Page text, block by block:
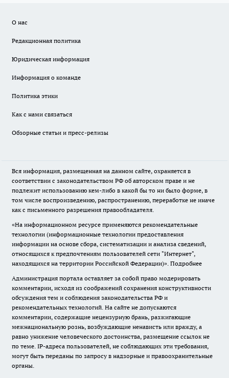
О нас
Редакционная политика
Юридическая информация
Информация о команде
Политика этики
Как с нами связаться
Обзорные статьи и пресс-релизы
Вся информация, размещенная на данном сайте, охраняется в
соответствии с законодательством РФ об авторском праве и не
подлежит использованию кем-либо в какой бы то ни было форме, в
том числе воспроизведению, распространению, переработке не иначе
как с письменного разрешения правообладателя.
«На информационном ресурсе применяются рекомендательные
технологии (информационные технологии предоставления
информации на основе сбора, систематизации и анализа сведений,
относящихся к предпочтениям пользователей сети "Интернет",
находящихся на территории Российской Федерации)». Подробнее
Администрация портала оставляет за собой право модерировать
комментарии, исходя из соображений сохранения конструктивности
обсуждения тем и соблюдения законодательства РФ и
рекомендательных технологий. На сайте не допускаются
комментарии, содержащие нецензурную брань, разжигающие
межнациональную рознь, возбуждающие ненависть или вражду, а
равно унижение человеческого достоинства, размещение ссылок не
по теме. IP-адреса пользователей, не соблюдающих эти требования,
могут быть переданы по запросу в надзорные и правоохранительные
органы.